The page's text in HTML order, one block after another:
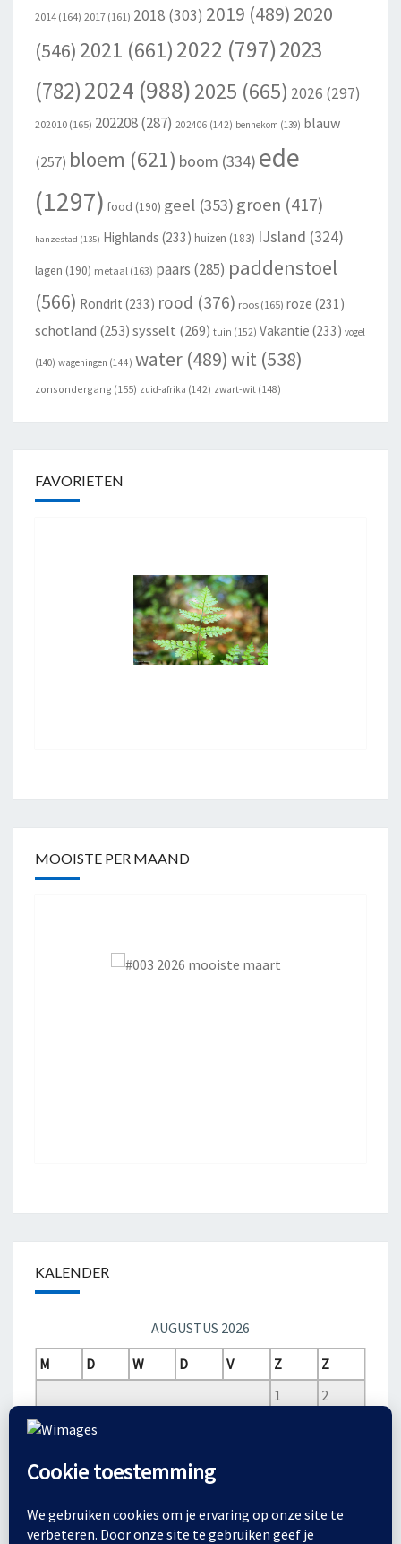
2014 (164) 2017 (161) 2018 (303) 2019 (489) 2020
(546) 2021 (661) 2022 (797)2023
(782)2024 (988) 2025 (665) 2026 (297)
202010 (165) 202208(287) 202406 (142) bennekom (139) blauw
(257) bloem (621) boom (334) ede
(1297) food (190) geel (353) groen (417)
hanzestad (135) Highlands (233) huizen (183) IJsland (324)
lagen (190) metaal (163) paars (285) paddenstoel
(566) Rondrit (233) rood (376) roos (165) roze (231)
schotland (253) sysselt (269) tuin (152) Vakantie (233) vogel
(140) wageningen (144) water (489)wit (538)
zonsondergang (155) zuid-afrika (142) zwart-wit (148)
FAVORIETEN
MOOISTE PER MAAND
KALENDER
AUGUSTUS 2026
M
D W D V Z
Z
1
2
3
4
24
25 26 27 28 29
30